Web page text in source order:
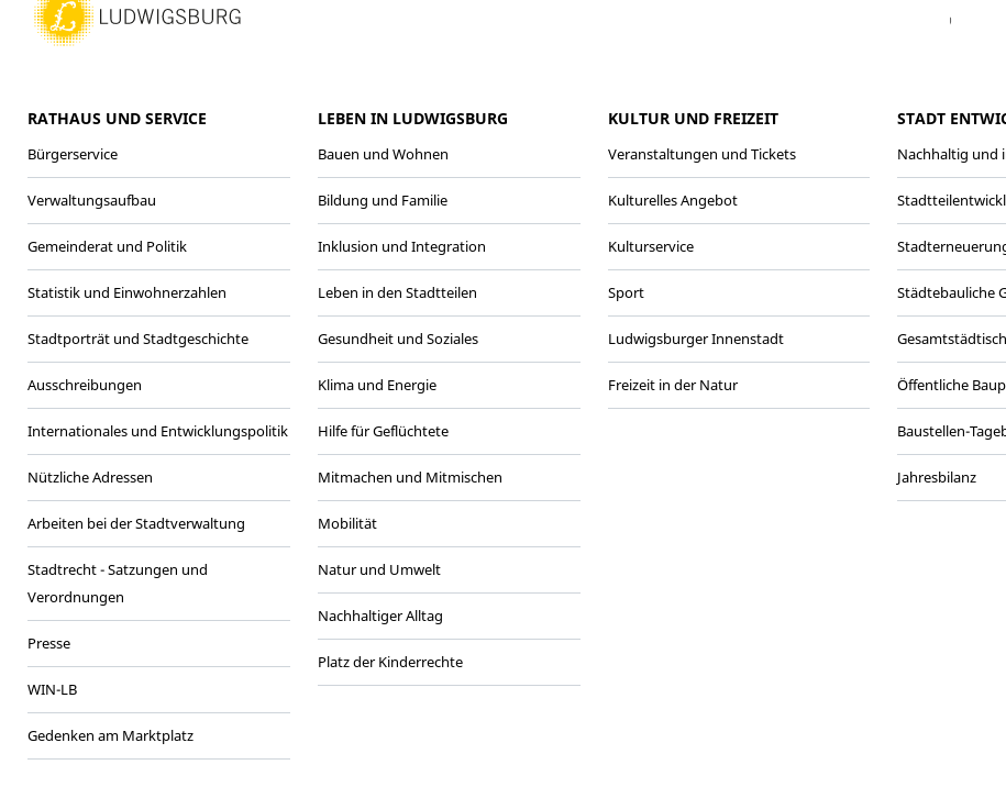
LinkedIn
RATHAUS UND SERVICE
Bürgerservice
Verwaltungsaufbau
Gemeinderat und Politik
Statistik und Einwohnerzahlen
Stadtporträt und Stadtgeschichte
Ausschreibungen
Internationales und Entwicklungspolitik
Nützliche Adressen
Arbeiten bei der Stadtverwaltung
Stadtrecht - Satzungen und
Verordnungen
Presse
WIN-LB
Gedenken am Marktplatz
LEBEN IN LUDWIGSBURG
Bauen und Wohnen
Bildung und Familie
Inklusion und Integration
Leben in den Stadtteilen
Gesundheit und Soziales
Klima und Energie
Hilfe für Geflüchtete
Mitmachen und Mitmischen
Mobilität
Natur und Umwelt
Nachhaltiger Alltag
Platz der Kinderrechte
KULTUR UND FREIZEIT
Veranstaltungen und Tickets
Kulturelles Angebot
Kulturservice
Sport
Ludwigsburger Innenstadt
Freizeit in der Natur
STADT
Nachhaltig und
Städtebauliche
Öffentliche
Baustellen-
Jahresbilanz